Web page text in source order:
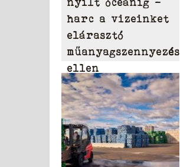
nyílt óceánig –
harc a vizeinket
elárasztó
műanyagszennyezés
ellen